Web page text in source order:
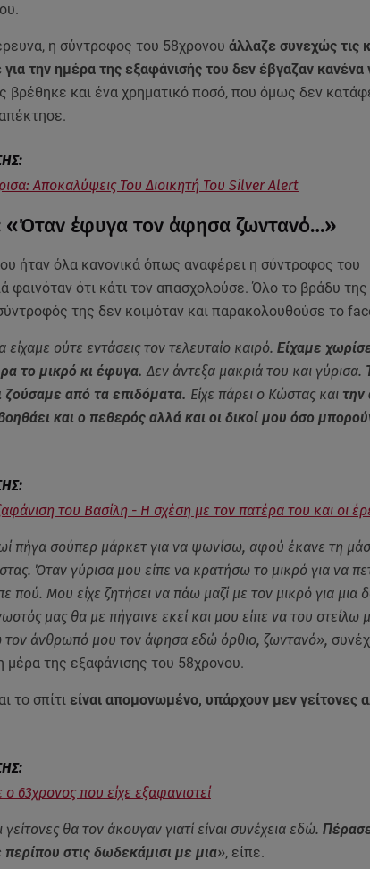
η σύντροφος του 58χρονου άλλαζε συνεχώς τις
για την ημέρα της εξαφάνισής του δεν έβγαζαν κανένα
βρέθηκε και ένα χρηματικό ποσό, που όμως δεν
Αποκαλύψεις Toυ Διοικητή Του Silver Alert
«Όταν έφυγα τον άφησα ζωντανό…»
ήταν όλα κανονικά όπως αναφέρει η σύντροφος του
φαινόταν ότι κάτι τον απασχολούσε. Όλο το βράδυ της
της δεν κοιμόταν και παρακολουθούσε το
ούτε εντάσεις τον τελευταίο καιρό. Είχαμε
το μικρό κι έφυγα.Δεν άντεξα μακριά του και γύρισα.
ζούσαμε από τα επιδόματα. Είχε πάρει ο Κώστας και την
και ο πεθερός αλλά και οι δικοί μου όσο
του Βασίλη - Η σχέση με τον πατέρα του και οι
πήγα σούπερ μάρκετ για να ψωνίσω, αφού έκανε τη
Όταν γύρισα μου είπε να κρατήσω το μικρό για να
πού. Μου είχε ζητήσει να πάω μαζί με τον μικρό για μια
μας θα με πήγαινε εκεί και μου είπε να του στείλω
τον άνθρωπό μου τον άφησα εδώ όρθιο, ζωντανό»,
μέρα της εξαφάνισης του 58χρονου.
το σπίτι είναι απομονωμένο, υπάρχουν μεν γείτονες
63χρονος που είχε εξαφανιστεί
γείτονες θα τον άκουγαν γιατί είναι συνέχεια εδώ.
περίπου στις δωδεκάμισι με μια», είπε.